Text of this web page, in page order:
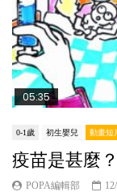
05:35
0-1歲 初生嬰兒 動畫短
疫苗是甚麼
POPA編輯部